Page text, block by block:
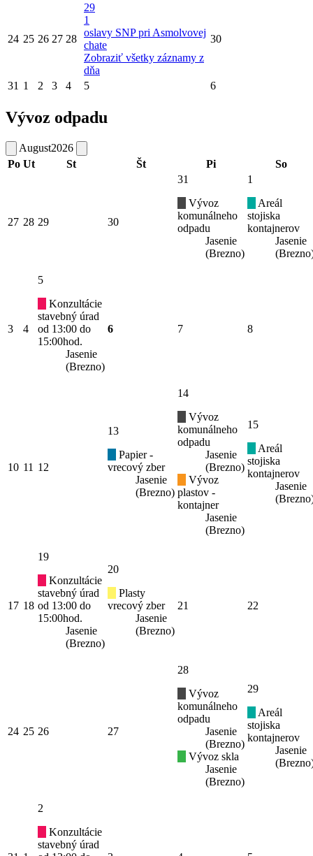
24 25 26 27 28
29
1
oslavy SNP pri Asmolvovej
chate
Zobraziť všetky záznamy z
dňa
30
31 1 2 3 4 5 6
Vývoz odpadu
August2026
Po Ut St Št Pi So
27 28 29 30
31
Vývoz
komunálneho
odpadu
Jasenie
(Brezno)
1
Areál
stojiska
kontajnerov
Jasenie
3 4
5
Konzultácie
stavebný úrad
od 13:00 do
15:00hod.
Jasenie
(Brezno)
6 7 8
10 11 12
13
Papier -
vrecový zber
Jasenie
(Brezno)
14
Vývoz
komunálneho
odpadu
Jasenie
(Brezno)
Vývoz
plastov -
kontajner
Jasenie
(Brezno)
15
Areál
stojiska
kontajnerov
Jasenie
17 18
19
Konzultácie
stavebný úrad
od 13:00 do
15:00hod.
Jasenie
(Brezno)
20
Plasty
vrecový zber
Jasenie
(Brezno)
21 22
24 25 26 27
28
Vývoz
komunálneho
odpadu
Jasenie
(Brezno)
Vývoz skla
Jasenie
(Brezno)
29
Areál
stojiska
kontajnerov
Jasenie
2
Konzultácie
stavebný úrad